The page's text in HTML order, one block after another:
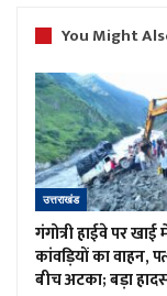
You Might
उत्तराखंड
गंगोत्री हाईवे पर खाई
कांवड़ियों का वाहन,
बीच अटका; बड़ा